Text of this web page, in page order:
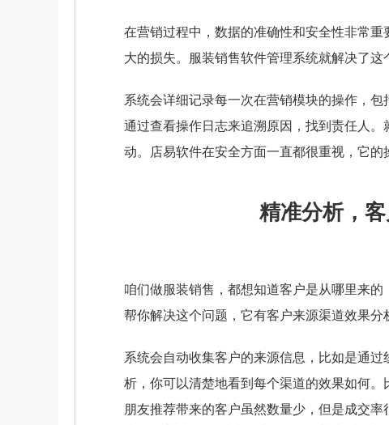
在营销过程中，数据的准确性和安全性非常
大的损失。服装销售软件管理系统就解决了这
系统会详细记录每一次在营销模块的操作，
通过查看操作日志来追溯原因，找到责任人
动。店易软件在安全方面一直都很重视，它的
精准分析，
咱们做服装销售，都想知道客户是从哪里来
帮你解决这个问题，它有客户来源渠道效果分
系统会自动收集客户的来源信息，比如是通
析，你可以清楚地看到每个渠道的效果如何
朋友推荐带来的客户虽然数量少，但是成交